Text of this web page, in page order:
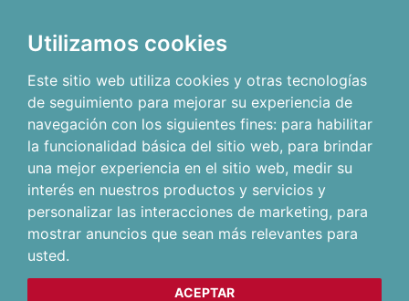
Utilizamos cookies
Este sitio web utiliza cookies y otras tecnologías
de seguimiento para mejorar su experiencia de
navegación con los siguientes fines: para habilitar
la funcionalidad básica del sitio web, para brindar
una mejor experiencia en el sitio web, medir su
interés en nuestros productos y servicios y
personalizar las interacciones de marketing, para
mostrar anuncios que sean más relevantes para
usted.
ACEPTAR